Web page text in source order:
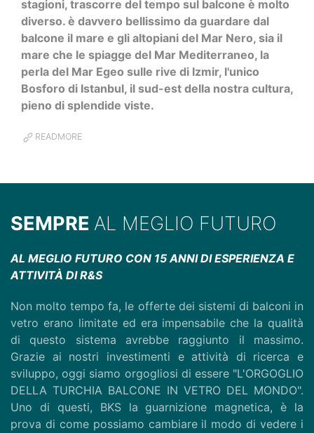
stagioni, trascorre del tempo sul balcone è molto
diverso. è davvero bellissimo da guardare dal
balcone il mare e gli altopiani del Mar Nero, sia il
mare che le spiagge del Mar Mediterraneo, la
perla del Mar Egeo sulle rive di Izmir, l'unico
Bosforo di Istanbul, il sud-est della nostra cultura,
pieno di splendide viste.
READMORE
SEMPRE AL MEGLIO FUTURO
AL MEGLIO FUTURO CON 15 ANNI DI ESPERIENZA E
ATTIVITÀ DI R&S
Non molto tempo fa, le offerte dei sistemi di balconi in
vetro erano limitate ed era impensabile che la qualità
di questo sistema avrebbe raggiunto il massimo.
Grazie ai nostri investimenti e attività di ricerca e
sviluppo, oggi siamo orgogliosi di essere "L'ORGOGLIO
DELLA TURCHIA BALCONE IN VETRO DEL MONDO".
Uno di questi, BKS la guarnizione magnetica, è la
prova di come possiamo cambiare il modo di vedere i